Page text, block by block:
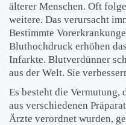
älterer Menschen. Oft
weitere. Das verursacht
Bestimmte
Bluthochdruck erhöhen
Infarkte. Blutverdünner
aus der Welt. Sie
Es besteht die Vermutung,
aus verschiedenen
Ärzte verordnet wurden,